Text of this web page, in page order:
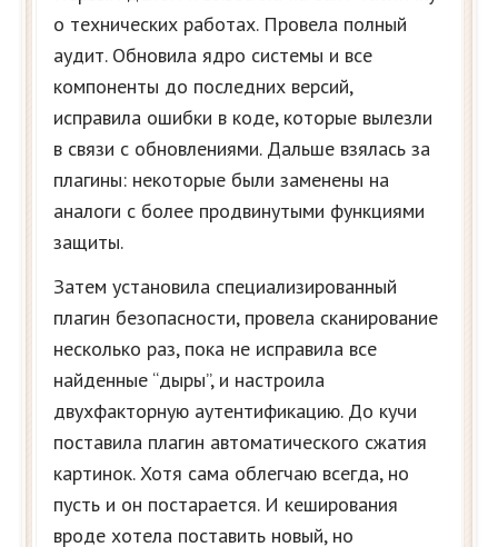
о технических работах. Провела полный
аудит. Обновила ядро системы и все
компоненты до последних версий,
исправила ошибки в коде, которые вылезли
в связи с обновлениями. Дальше взялась за
плагины: некоторые были заменены на
аналоги с более продвинутыми функциями
защиты.
Затем установила специализированный
плагин безопасности, провела сканирование
несколько раз, пока не исправила все
найденные “дыры”, и настроила
двухфакторную аутентификацию. До кучи
поставила плагин автоматического сжатия
картинок. Хотя сама облегчаю всегда, но
пусть и он постарается. И кеширования
вроде хотела поставить новый, но